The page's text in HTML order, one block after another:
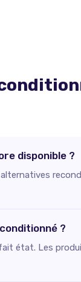
disponible ?
?
état. Les